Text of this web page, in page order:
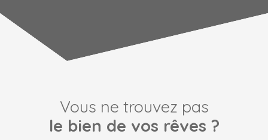
Vous ne trouvez pas
le bien de vos rêves ?